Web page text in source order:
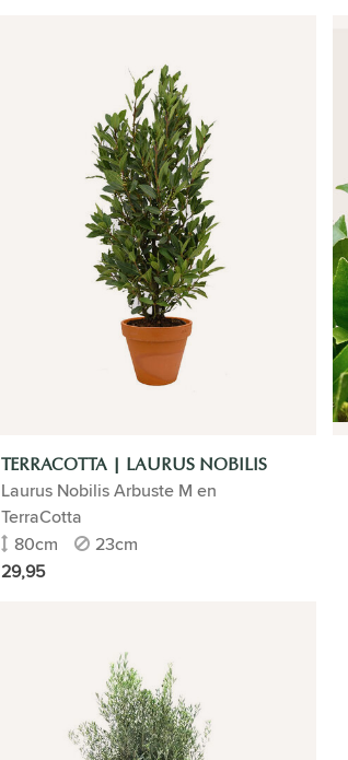
TERRACOTTA | LAURUS NOBILIS
Laurus Nobilis Arbuste M en
TerraCotta
80cm
23cm
29,95